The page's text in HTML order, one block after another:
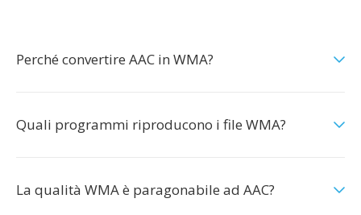
Perché convertire AAC in WMA?
Quali programmi riproducono i file WMA?
La qualità WMA è paragonabile ad AAC?